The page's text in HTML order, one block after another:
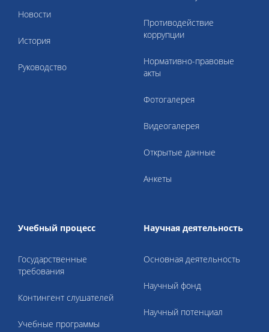
Новости
История
Руководство
Противодействие
коррупции
Нормативно-правовые
акты
Фотогалерея
Видеогалерея
Открытые данные
Анкеты
Учебный процесс
Государственные
требования
Контингент слушателей
Учебные программы
Научная деятельность
Основная деятельность
Научный фонд
Научный потенциал